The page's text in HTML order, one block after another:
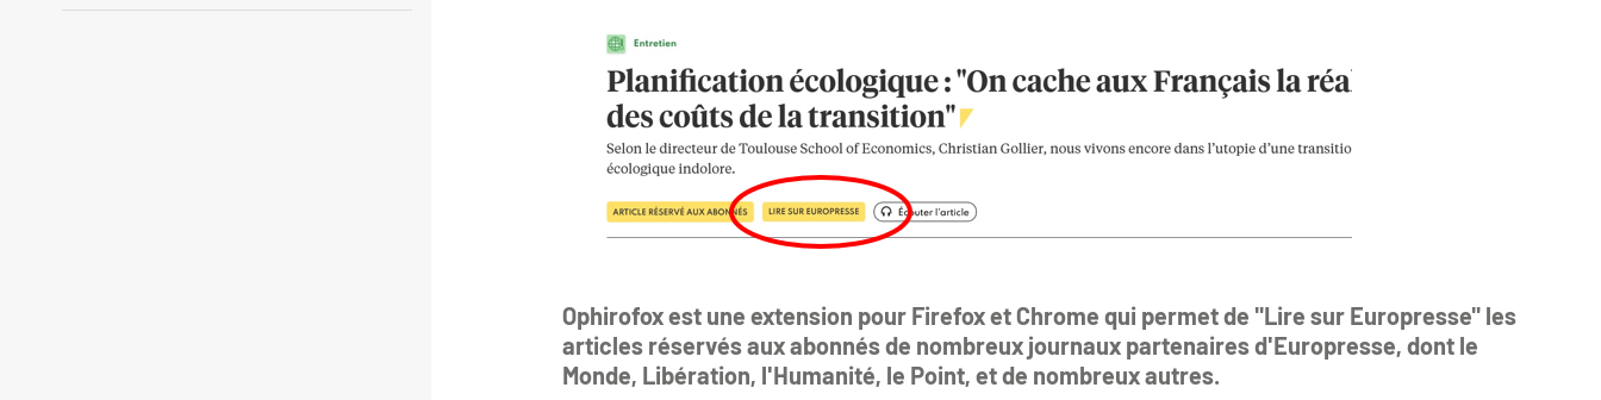
Ophirofox est une extension pour Firefox et Chrome qui permet de "Lire sur Europresse" les
articles réservés aux abonnés de nombreux journaux partenaires d'Europresse, dont le
Monde, Libération, l'Humanité, le Point, et de nombreux autres.